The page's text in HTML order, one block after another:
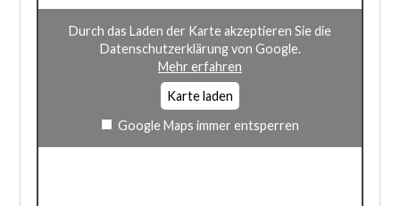
Durch das Laden der Karte akzeptieren Sie die
Datenschutzerklärung von Google.
Mehr erfahren
Karte laden
Google Maps immer entsperren